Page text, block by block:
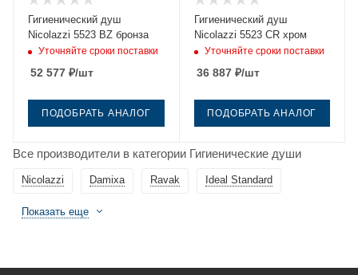
Гигиенический душ
Nicolazzi 5523 BZ бронза
Уточняйте сроки поставки
52 577 ₽/шт
ПОДОБРАТЬ АНАЛОГ
Гигиенический душ
Nicolazzi 5523 CR хром
Уточняйте сроки поставки
36 887₽/шт
ПОДОБРАТЬ АНАЛОГ
Все производители в категории Гигиенические души
Damixa Ravak Ideal Standard
Nicolazzi
Показать еще